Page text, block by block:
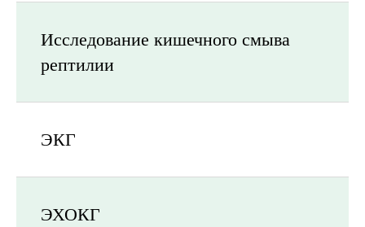
Исследование кишечного смыва
рептилии
ЭКГ
ЭХОКГ